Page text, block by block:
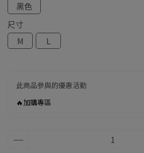
黑色
尺寸
M
L
此商品參與的優惠活動
🔥加購專區